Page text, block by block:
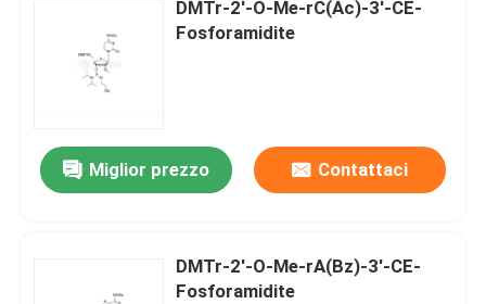
DMTr-2'-O-Me-rC(Ac)-3'-CE-
Fosforamidite
Miglior prezzo Contattaci
DMTr-2'-O-Me-rA(Bz)-3'-CE-
Fosforamidite